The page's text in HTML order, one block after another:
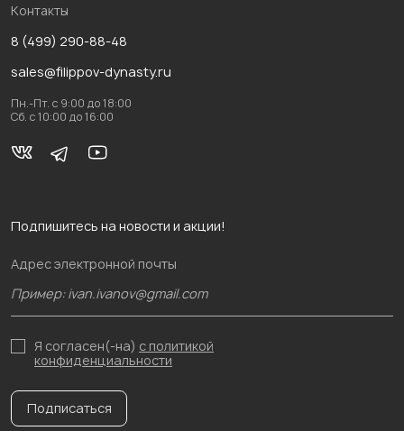
Контакты
8 (499) 290-88-48
sales@filippov-dynasty.ru
Пн.-Пт. с 9:00 до 18:00
Сб. с 10:00 до 16:00
Подпишитесь на новости и акции!
Адрес электронной почты
Я согласен(-на) с политикой
конфиденциальности
Подписаться